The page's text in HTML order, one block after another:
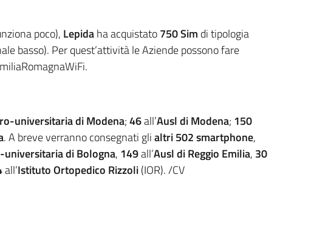
poco), Lepidaha acquistato750 Sim di tipologia
basso). Per quest’attività le Aziende possono fare
universitaria di Modena;46all’Ausl di Modena; 150
. A breve verranno consegnati glialtri 502 smartphone,
di Bologna, 149all’Ausl di Reggio Emilia, 30
all’Istituto Ortopedico Rizzoli(IOR). /CV